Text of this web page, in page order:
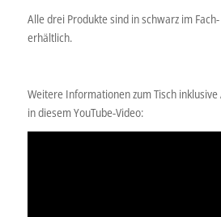
Alle drei Produkte sind in schwarz im
erhältlich.
Weitere Informationen zum Tisch
in diesem YouTube-Video: